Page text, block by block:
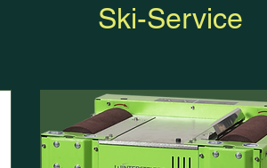
Ski-Service